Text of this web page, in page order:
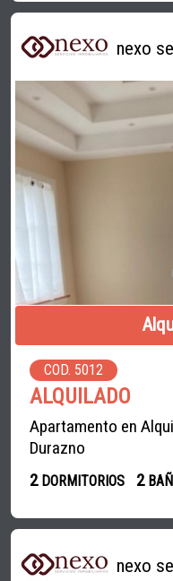
nexo
COD. 5012
ALQUILADO
Apartamento en
Durazno
2DORMITORIOS 2
nexo